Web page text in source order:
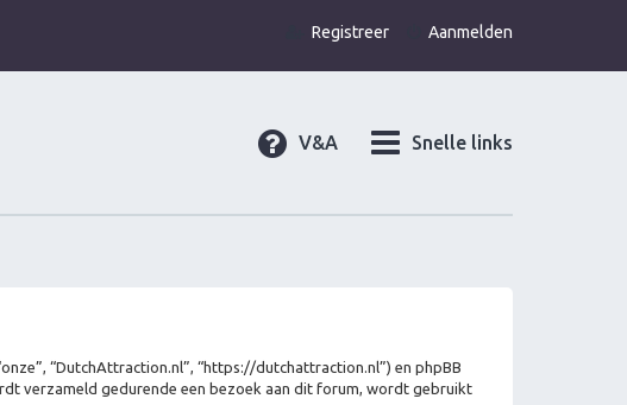
Aanmelden
Registreer
Snelle links
V&A
“DutchAttraction.nl”, “https://dutchattraction.nl”) en phpBB
verzameld gedurende een bezoek aan dit forum, wordt gebruikt